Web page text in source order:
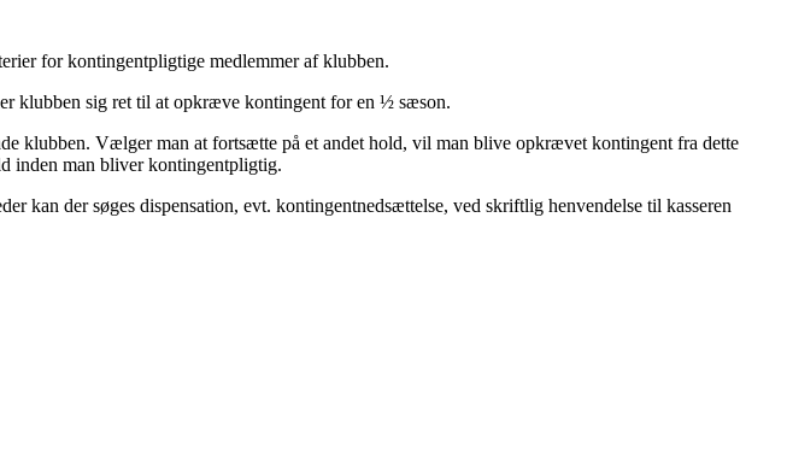
for kontingentpligtige medlemmer af klubben.
klubben sig ret til at opkræve kontingent for en ½ sæson.
klubben. Vælger man at fortsætte på et andet hold, vil man blive opkrævet kontingent fra dette
inden man bliver kontingentpligtig.
kan der søges dispensation, evt. kontingentnedsættelse, ved skriftlig henvendelse til kasseren